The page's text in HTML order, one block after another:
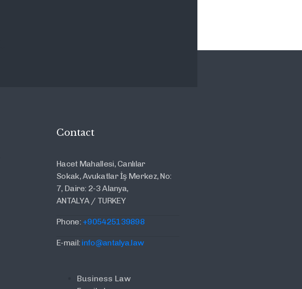
Contact
Hacet Mahallesi, Canlılar
Sokak, Avukatlar İş Merkez, No:
7, Daire: 2-3 Alanya,
ANTALYA / TURKEY
Phone: +905425139898
E-mail: info@antalya.law
Business Law